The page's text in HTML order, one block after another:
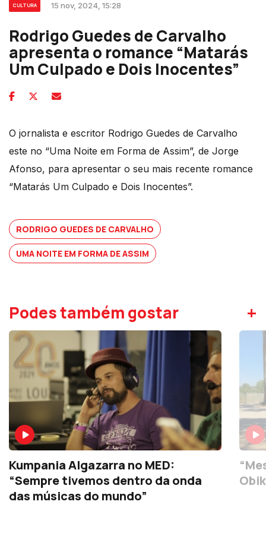
CULTURA 15 nov, 2024, 15:28
Rodrigo Guedes de Carvalho
apresenta o romance “Matarás
Um Culpado e Dois Inocentes”
O jornalista e escritor Rodrigo Guedes de Carvalho
este no “Uma Noite em Forma de Assim”, de Jorge
Afonso, para apresentar o seu mais recente romance
“Matarás Um Culpado e Dois Inocentes”.
RODRIGO GUEDES DE CARVALHO
UMA NOITE EM FORMA DE ASSIM
Podes também gostar +
Kumpania Algazarra no MED:
“Sempre tivemos dentro da onda
das músicas do mundo”